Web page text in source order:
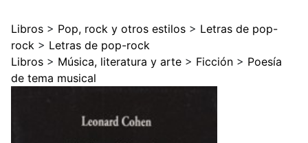
Libros > Pop, rock y otros estilos > Letras de pop-
rock > Letras de pop-rock
Libros > Música, literatura y arte > Ficción > Poesía
de tema musical